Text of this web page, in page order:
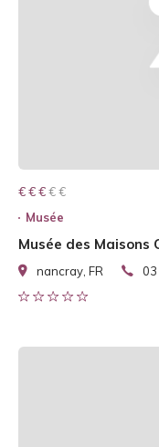
€ € € € €
€ € €
Musée
Musée des Maisons
nancray, FR